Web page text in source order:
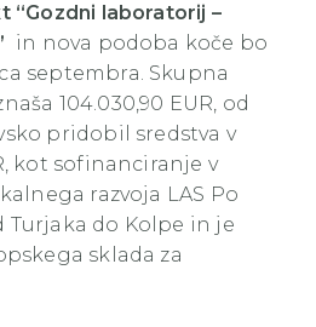
“Gozdni laboratorij –
in nova podoba koče bo
septembra. Skupna
104.030,90 EUR, od
pridobil sredstva v
kot sofinanciranje v
razvoja LAS Po
do Kolpe in je
sklada za